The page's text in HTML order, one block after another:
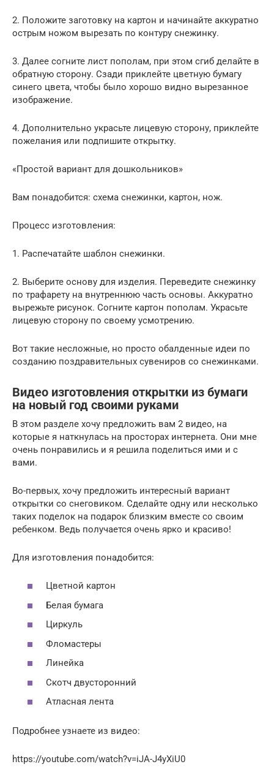
2. Положите заготовку на картон и начинайте аккуратно
острым ножом вырезать по контуру снежинку.
3. Далее согните лист пополам, при этом сгиб делайте в
обратную сторону. Сзади приклейте цветную бумагу
синего цвета, чтобы было хорошо видно вырезанное
изображение.
4. Дополнительно украсьте лицевую сторону, приклейте
пожелания или подпишите открытку.
«Простой вариант для дошкольников»
Вам понадобится: схема снежинки, картон, нож.
Процесс изготовления:
1. Распечатайте шаблон снежинки.
2. Выберите основу для изделия. Переведите снежинку
по трафарету на внутреннюю часть основы. Аккуратно
вырежьте рисунок. Согните картон пополам. Украсьте
лицевую сторону по своему усмотрению.
Вот такие несложные, но просто обалденные идеи по
созданию поздравительных сувениров со снежинками.
Видео изготовления открытки из бумаги
на новый год своими руками
В этом разделе хочу предложить вам 2 видео, на
которые я наткнулась на просторах интернета. Они мне
очень понравились и я решила поделиться ими и с
вами.
Во-первых, хочу предложить интересный вариант
открытки со снеговиком. Сделайте одну или несколько
таких поделок на подарок близким вместе со своим
ребенком. Ведь получается очень ярко и красиво!
Для изготовления понадобится:
Цветной картон
Белая бумага
Циркуль
Фломастеры
Линейка
Скотч двусторонний
Атласная лента
Подробнее узнаете из видео:
https://youtube.com/watch?v=iJA-J4yXiU0